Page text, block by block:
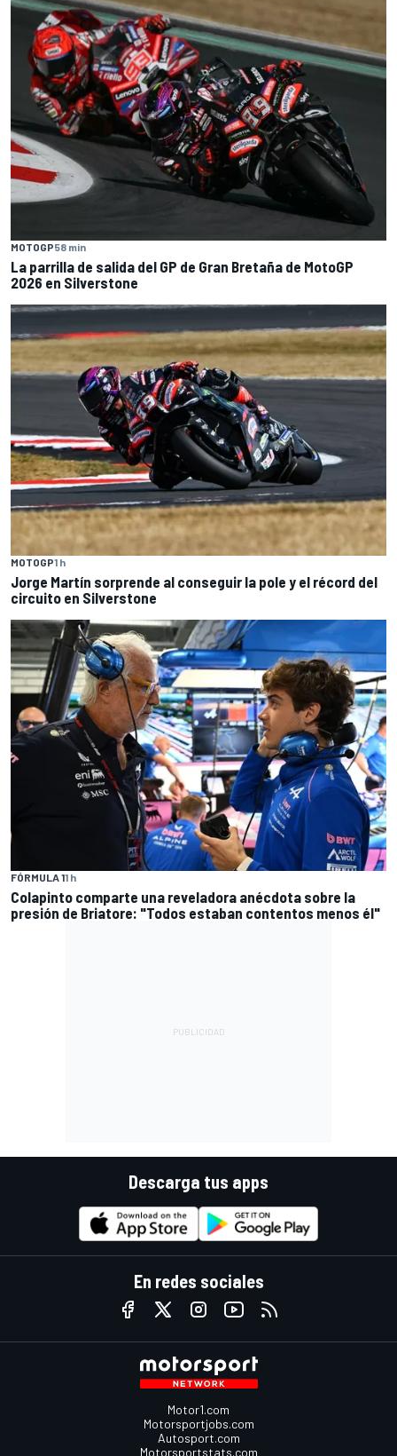
MOTOGP58 min
La parrilla de salida del GP de Gran Bretaña de MotoGP
2026 en Silverstone
MOTOGP1 h
Jorge Martín sorprende al conseguir la pole y el récord del
circuito en Silverstone
FÓRMULA 11 h
Colapinto comparte una reveladora anécdota sobre la
presión de Briatore: "Todos estaban contentos menos él"
Descarga tus apps
En redes sociales
Motor1.com
Motorsportjobs.com
Autosport.com
Motorsportstats.com